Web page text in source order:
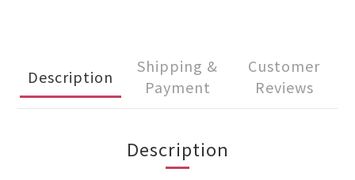
Description
Shipping &
Payment
Customer
Reviews
Description